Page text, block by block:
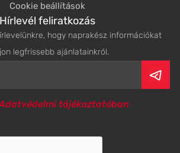
Cookie beállítások
Hírlevél feliratkozás
hogy naprakész információkat
legfrissebb ajánlatainkról.
tájékoztatóban